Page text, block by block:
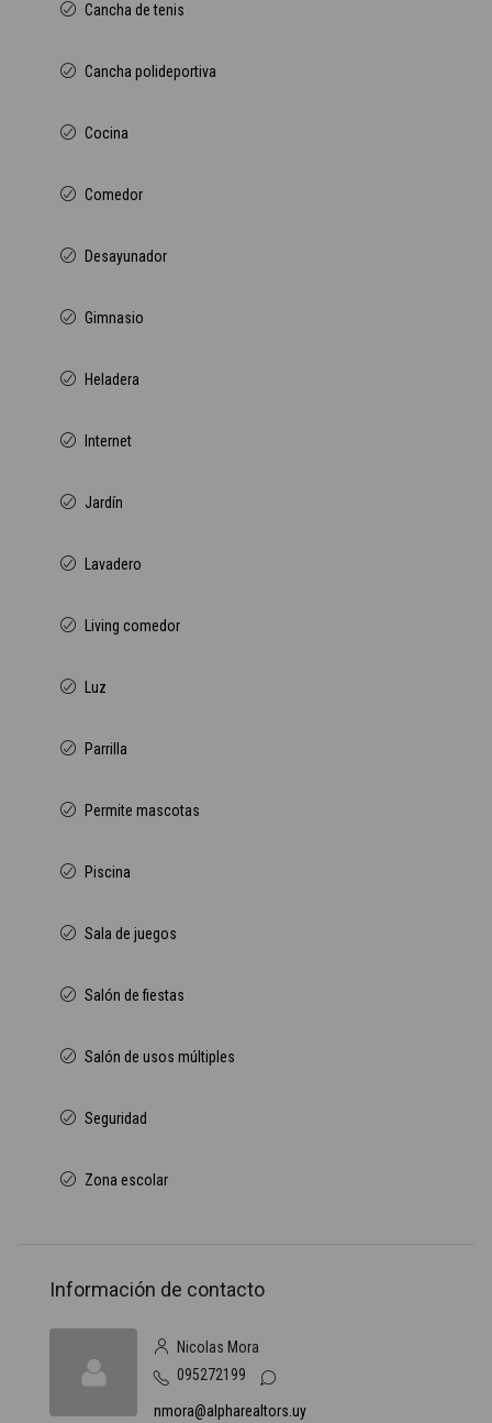
Cancha de tenis
Cancha polideportiva
Cocina
Comedor
Desayunador
Gimnasio
Heladera
Internet
Jardín
Lavadero
Living comedor
Luz
Parrilla
Permite mascotas
Piscina
Sala de juegos
Salón de fiestas
Salón de usos múltiples
Seguridad
Zona escolar
Información de contacto
Nicolas Mora
095272199
nmora@alpharealtors.uy